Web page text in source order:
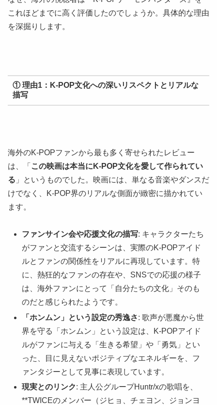
これほどまでに高く評価したのでしょうか。具体的な理由
を深掘りします。
① 理由1：K-POP文化への深いリスペクトとリアルな
描写
海外のK-POPファンから最も多く寄せられたレビュー
は、「 この映画は本当にK-POP文化を愛して作られてい
る 」というものでした。映画には、単なる音楽やダンスだ
けでなく、K-POP界のリアルな側面が緻密に描かれてい
ます。
ファンサイン会や応援文化の描写: キャラクターたち
がファンと交流するシーンは、実際のK-POPアイド
ルとファンの関係性をリアルに再現しています。特
に、熱狂的なファンの存在や、SNSでの応援の様子
は、海外ファンにとって「自分たちの文化」そのも
のだと感じられたようです。
「ホンムン」という設定の秀逸さ: 歌声が悪魔から世
界を守る「ホンムン」という設定は、K-POPアイド
ルがファンに与える「生きる希望」や「勇気」とい
った、目に見えないポジティブなエネルギーを、フ
ァンタジーとして見事に表現しています。
現実とのリンク: 主人公グループHuntr/xの歌唱を、
**TWICEのメンバー（ジヒョ、チェヨン、ジョンヨ